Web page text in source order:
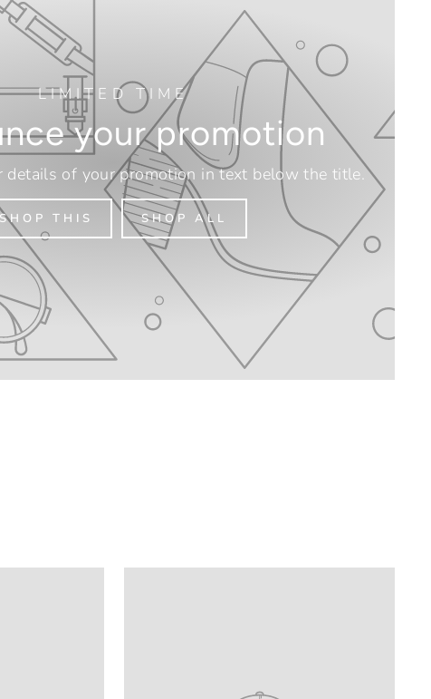
LIMITED TIME
your promotion
details of your promotion in text below the title.
SHOP THIS SHOP ALL